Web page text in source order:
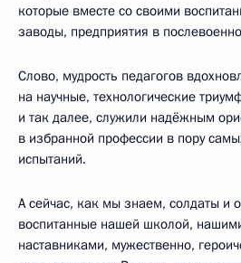
которые вместе со своими
заводы, предприятия в
Слово, мудрость педагогов
на научные, технологические
и так далее, служили надёжным
в избранной профессии в пору
испытаний.
А сейчас, как мы знаем, солдаты и
воспитанные нашей школой,
наставниками, мужественно,